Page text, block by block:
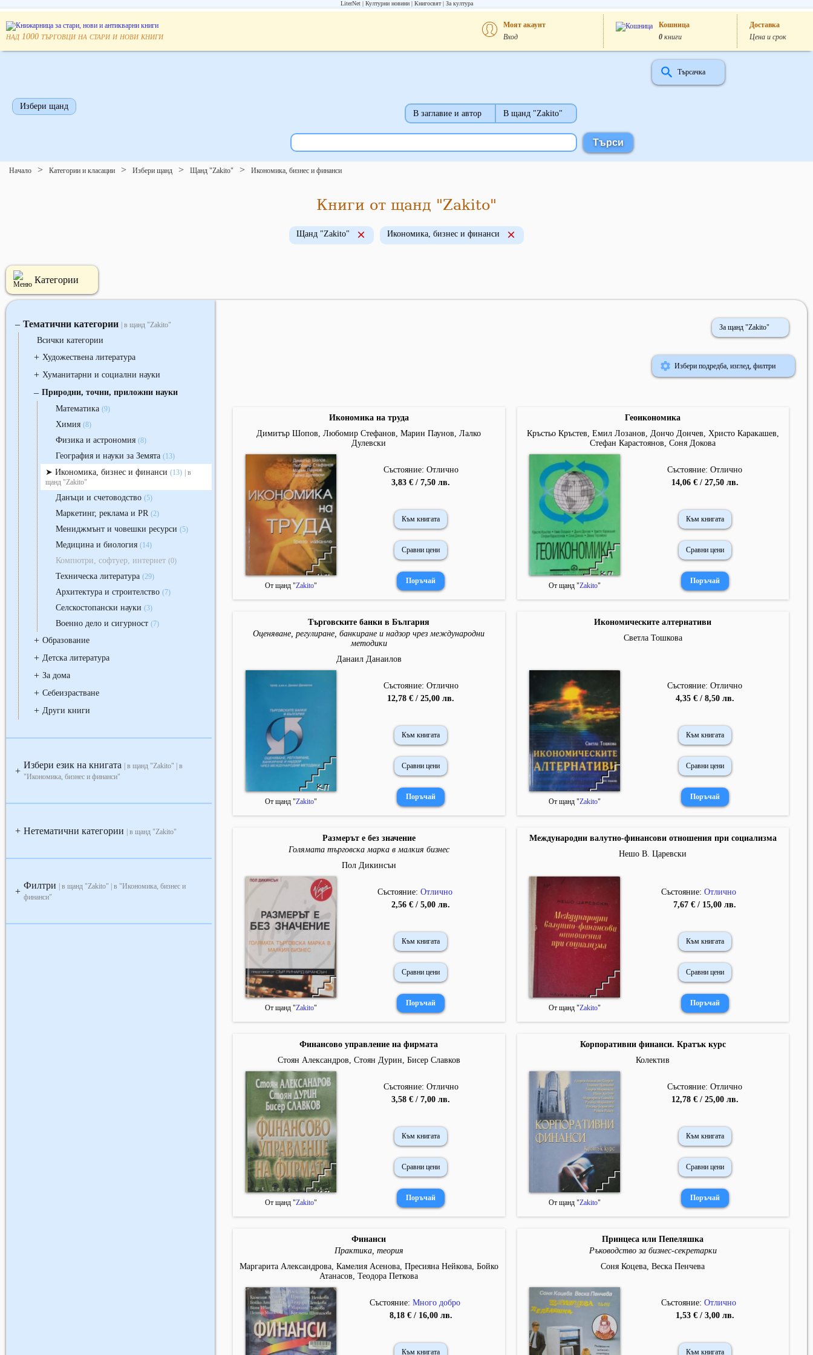
LiterNet Културни новини Книгосвят За култура
над 1000 търговци на стари и нови книги
Моят акаунт
Вход
Кошница
0 книги
Доставка
Цена и срок
Избери щанд
Търсачка
В заглавие и автор В щанд "Zakito"
Начало Категории и класации Избери щанд Щанд "Zakito" Икономика, бизнес и финанси
Книги от щанд "Zakito"
Щанд "Zakito" Икономика, бизнес и финанси
Категории
‒ Тематични категории | в щанд "Zakito"
Всички категории
+ Художествена литература
+ Хуманитарни и социални науки
‒ Природни, точни, приложни науки
Математика (9)
Химия (8)
Физика и астрономия (8)
География и науки за Земята (13)
Икономика, бизнес и финанси (13)
| в
щанд "Zakito"
Данъци и счетоводство (5)
Маркетинг, реклама и PR (2)
Мениджмънт и човешки ресурси (5)
Медицина и биология (14)
Компютри, софтуер, интернет (0)
Техническа литература (29)
Архитектура и строителство (7)
Селскостопански науки (3)
Военно дело и сигурност (7)
+ Образование
+ Детска литература
+ За дома
+ Себеизрастване
+ Други книги
+
Избери език на книгата
| в щанд "Zakito" | в
"Икономика, бизнес и финанси"
+ Нетематични категории | в щанд "Zakito"
+
Филтри
| в щанд "Zakito" | в "Икономика, бизнес и
финанси"
За щанд "Zakito"
Избери подредба, изглед, филтри
Икономика на труда
Димитър Шопов, Любомир Стефанов, Марин Паунов, Лалко
Дулевски
От щанд "Zakito"
Състояние: Отлично
3,83 € / 7,50 лв.
Към книгата
Сравни цени
Геоикономика
Кръстьо Кръстев, Емил Лозанов, Дончо Дончев, Христо Каракашев,
Стефан Карастоянов, Соня Докова
От щанд "Zakito"
Състояние: Отлично
14,06 € / 27,50 лв.
Към книгата
Сравни цени
Търговските банки в България
Оценяване, регулиране, банкиране и надзор чрез международни
методики
Данаил Данаилов
От щанд "Zakito"
Състояние: Отлично
12,78 € / 25,00 лв.
Към книгата
Сравни цени
Икономическите алтернативи
Светла Тошкова
От щанд "Zakito"
Състояние: Отлично
4,35 € / 8,50 лв.
Към книгата
Сравни цени
Размерът е без значение
Голямата търговска марка в малкия бизнес
Пол Дикинсън
От щанд "Zakito"
Състояние: Отлично
2,56 € / 5,00 лв.
Към книгата
Сравни цени
Международни валутно-финансови отношения при социализма
Нешо В. Царевски
От щанд "Zakito"
Състояние:Отлично
7,67 € / 15,00 лв.
Към книгата
Сравни цени
Финансово управление на фирмата
Стоян Александров, Стоян Дурин, Бисер Славков
От щанд "Zakito"
Състояние: Отлично
3,58 € / 7,00 лв.
Към книгата
Сравни цени
Корпоративни финанси. Кратък курс
Колектив
От щанд "Zakito"
Състояние: Отлично
12,78 € / 25,00 лв.
Към книгата
Сравни цени
Финанси
Практика, теория
Маргарита Александрова, Камелия Асенова, Пресияна Нейкова, Бойко
Атанасов, Теодора Петкова
Състояние: Много добро
8,18 € / 16,00 лв.
Към книгата
Принцеса или Пепеляшка
Ръководство за бизнес-секретарки
Соня Коцева, Веска Пенчева
Състояние:Отлично
1,53 € / 3,00 лв.
Към книгата